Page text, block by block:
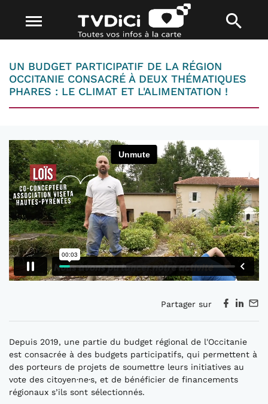
UN BUDGET PARTICIPATIF DE LA RÉGION
OCCITANIE CONSACRÉ À DEUX THÉMATIQUES
PHARES : LE CLIMAT ET L'ALIMENTATION !
Partager sur
Depuis 2019, une partie du budget régional de l'Occitanie
est consacrée à des budgets participatifs, qui permettent à
des porteurs de projets de soumettre leurs initiatives au
vote des citoyen·ne·s, et de bénéficier de financements
régionaux s’ils sont sélectionnés.